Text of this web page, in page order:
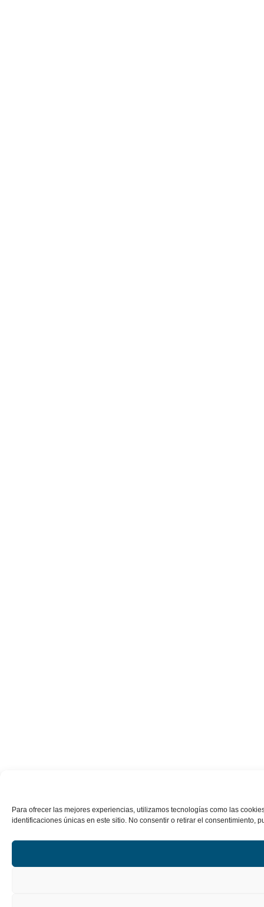
Para ofrecer las mejores experiencias, utilizamos tecnologías como las
identificaciones únicas en este sitio. No consentir o retirar el consentimiento,